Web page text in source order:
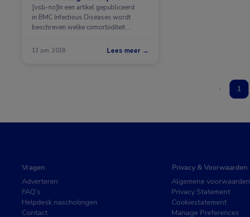
[vsb-no]In een artikel gepubliceerd
in BMC Infectious Diseases wordt
beschreven welke comorbiditeit …
12 jun. 2018 Lees meer →
‹ 1
Vragen
Adverteren
FAQ’s
Helpdesk nascholingen
Contact
Privacy & Voorwaarden
Algemene voorwaarden
Privacy Statement
Cookiestatement
Manage Preferences